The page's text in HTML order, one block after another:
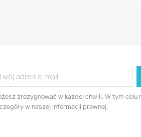
zrezygnować w każdej chwili. W tym celu
w naszej informacji prawnej.